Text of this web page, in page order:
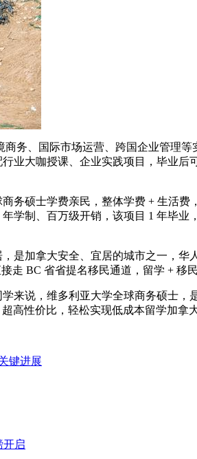
商务、国际市场运营、跨国企业管理
业大咖授课、企业实践项目，毕业
务硕士学费亲民，整体学费 + 生活
学制、百万级开销，该项目 1 年毕业，
是加拿大安全、宜居的城市之一，
BC 省省提名移民通道，留学 + 移
来说，维多利亚大学全球商务硕士
高性价比，轻松实现低成本留学加拿
键进展
开启